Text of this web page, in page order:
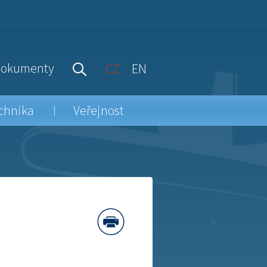
CZ EN
Veřejnost